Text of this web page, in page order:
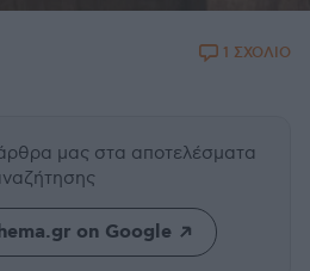
1 ΣΧΟΛΙΟ
μας στα αποτελέσματα
on Google